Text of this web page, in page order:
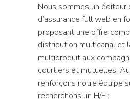
Nous sommes un éditeur
d’assurance full web en
proposant une offre
distribution multicanal et
multiproduit aux
courtiers et mutuelles.
renforçons notre équipe
recherchons un H/F :